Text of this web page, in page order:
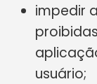
impedir
usuário;